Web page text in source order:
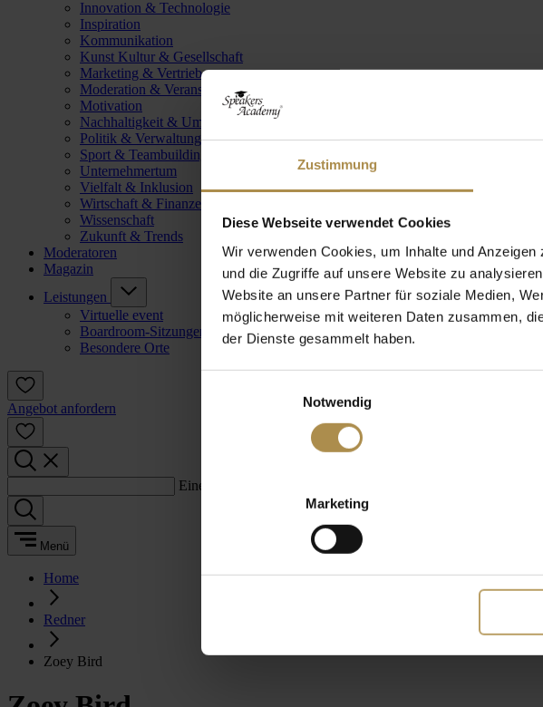
Zustimmung
Diese Webseite verwendet Cookies
Wir verwenden Cookies, um Inhalte und
und die Zugriffe auf unsere Website zu
Website an unsere Partner für soziale Medien,
möglicherweise mit weiteren Daten zusammen,
der Dienste gesammelt haben.
Notwendig
Marketing
Innovation & Technologie
Inspiration
Kommunikation
Kunst Kultur & Gesellschaft
Marketing & Vertrieb
Moderation & Veranstaltungsleitung
Motivation
Nachhaltigkeit & Umwelt
Politik & Verwaltung
Sport & Teambuilding
Unternehmertum
Vielfalt & Inklusion
Wirtschaft & Finanzen
Wissenschaft
Zukunft & Trends
Moderatoren
Magazin
Leistungen
Virtuelle event
Boardroom-Sitzungen
Besondere Orte
Angebot anfordern
Einen Suchbegriff eingeben:
Menü
Home
Redner
Zoey Bird